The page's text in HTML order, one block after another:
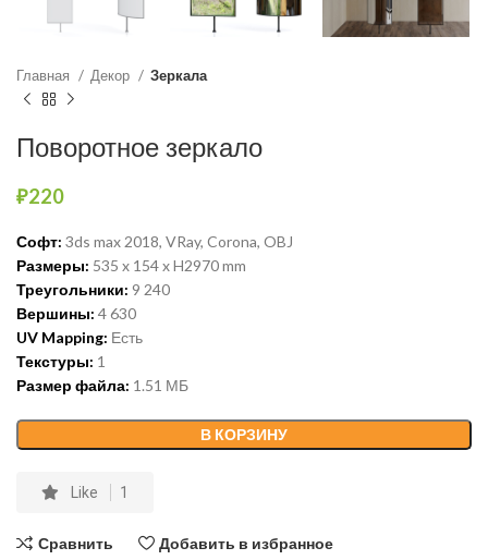
Главная Декор Зеркала
Поворотное зеркало
₽220
Софт: 3ds max 2018, VRay, Corona, OBJ
Размеры: 535 x 154 x H2970 mm
Треугольники: 9 240
Вершины: 4 630
UV Mapping: Есть
Текстуры: 1
Размер файла: 1.51 МБ
В КОРЗИНУ
Like 1
Сравнить Добавить в избранное